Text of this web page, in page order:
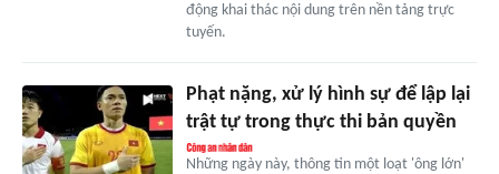
động khai thác nội dung trên nền tảng trực
tuyến.
Phạt nặng, xử lý hình sự để lập lại
trật tự trong thực thi bản quyền
Những ngày này, thông tin một loạt 'ông lớn'